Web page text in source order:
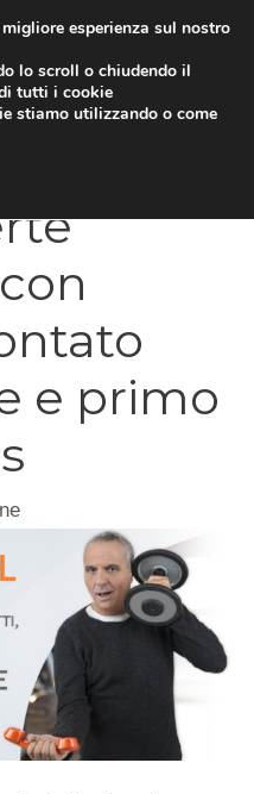
e primo
esperienza sul nostro
lo scroll o chiudendo il
tutti i cookie
stiamo utilizzando o come